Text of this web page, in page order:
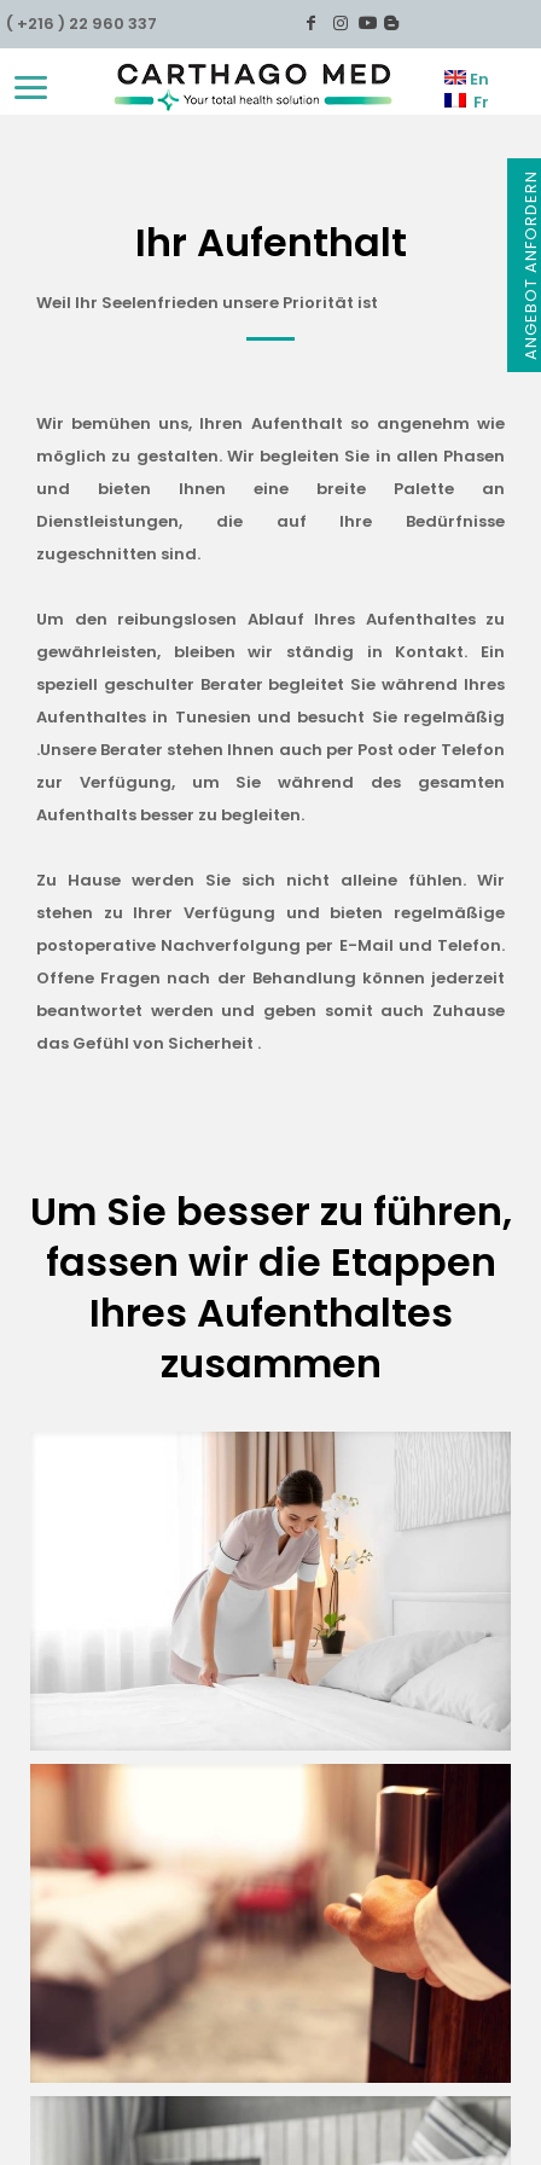
ANGEBOT ANFORDERN
( +216 ) 22 960 337
En
Fr
Ihr Aufenthalt
Weil Ihr Seelenfrieden unsere Priorität ist
Wir bemühen uns, Ihren Aufenthalt so angenehm wie
möglich zu gestalten. Wir begleiten Sie in allen Phasen
und bieten Ihnen eine breite Palette an
Dienstleistungen, die auf Ihre Bedürfnisse
zugeschnitten sind.
Um den reibungslosen Ablauf Ihres Aufenthaltes zu
gewährleisten, bleiben wir ständig in Kontakt. Ein
speziell geschulter Berater begleitet Sie während Ihres
Aufenthaltes in Tunesien und besucht Sie regelmäßig
.Unsere Berater stehen Ihnen auch per Post oder Telefon
zur Verfügung, um Sie während des gesamten
Aufenthalts besser zu begleiten.
Zu Hause werden Sie sich nicht alleine fühlen. Wir
stehen zu Ihrer Verfügung und bieten regelmäßige
postoperative Nachverfolgung per E-Mail und Telefon.
Offene Fragen nach der Behandlung können jederzeit
beantwortet werden und geben somit auch Zuhause
das Gefühl von Sicherheit .
Um Sie besser zu führen,
fassen wir die Etappen
Ihres Aufenthaltes
zusammen